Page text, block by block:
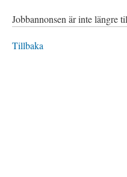
Jobbannonsen är inte längre
Tillbaka